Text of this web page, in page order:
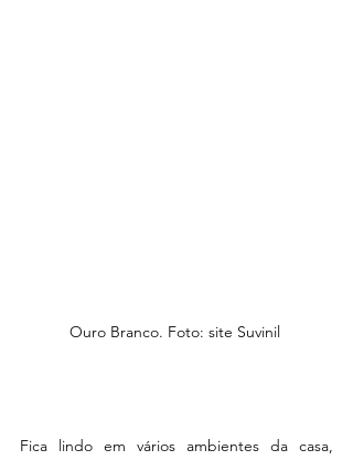
Ouro Branco. Foto: site Suvinil
Fica lindo em vários ambientes da casa,